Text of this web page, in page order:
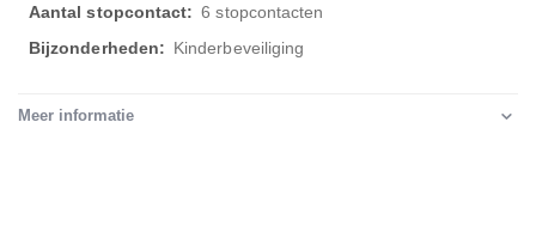
6 stopcontacten
Kinderbeveiliging
Meer informatie